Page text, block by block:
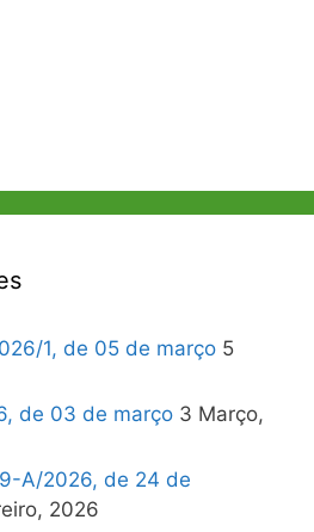
1, de 05 de março 5
de 03 de março 3 Março,
A/2026, de 24 de
2026